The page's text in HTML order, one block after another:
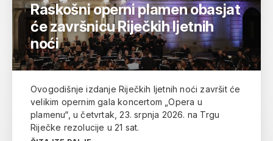
Raskošni operni plamen obasjat
će završnicu Riječkih ljetnih
noći
Ovogodišnje izdanje Riječkih ljetnih noći završit će
velikim opernim gala koncertom „Opera u
plamenu“, u četvrtak, 23. srpnja 2026. na Trgu
Riječke rezolucije u 21 sat.